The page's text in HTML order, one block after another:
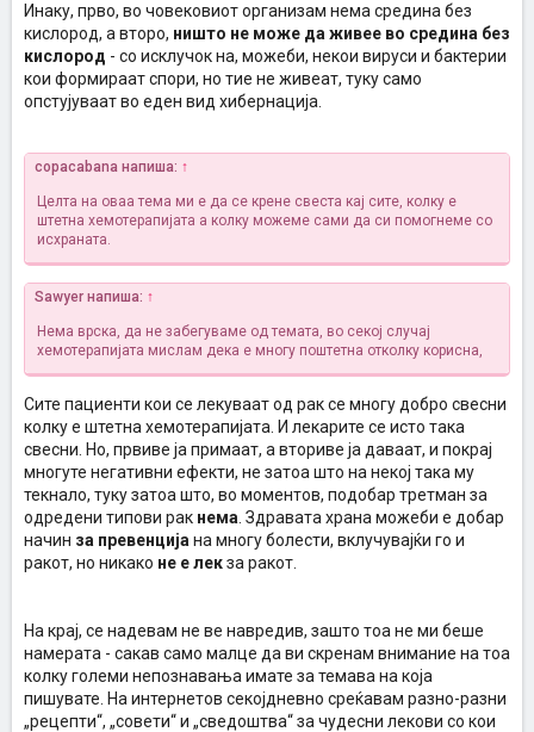
Инаку, прво, во човековиот организам нема средина без
кислород, а второ, ништо не може да живее во средина без
кислород - со исклучок на, можеби, некои вируси и бактерии
кои формираат спори, но тие не живеат, туку само
опстујуваат во еден вид хибернација.
copacabana напиша: ↑
Целта на оваа тема ми е да се крене свеста кај сите, колку е
штетна хемотерапијата а колку можеме сами да си помогнеме со
исхраната.
Sawyer напиша: ↑
Нема врска, да не забегуваме од темата, во секој случај
хемотерапијата мислам дека е многу поштетна отколку корисна,
Сите пациенти кои се лекуваат од рак се многу добро свесни
колку е штетна хемотерапијата. И лекарите се исто така
свесни. Но, првиве ја примаат, а вториве ја даваат, и покрај
многуте негативни ефекти, не затоа што на некој така му
текнало, туку затоа што, во моментов, подобар третман за
одредени типови рак нема . Здравата храна можеби е добар
начин за превенција на многу болести, вклучувајќи го и
ракот, но никако не е лекза ракот.
На крај, се надевам не ве навредив, зашто тоа не ми беше
намерата - сакав само малце да ви скренам внимание на тоа
колку големи непознавања имате за темава на која
пишувате. На интернетов секојдневно среќавам разно-разни
„рецепти“, „совети“ и „сведоштва“ за чудесни лекови со кои